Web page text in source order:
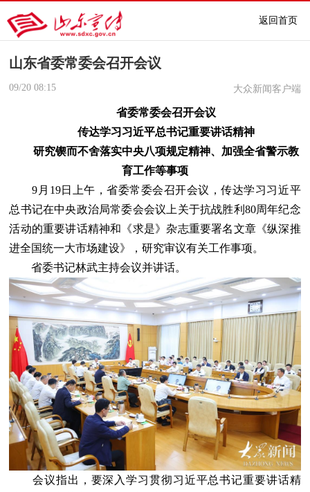
返回首页
山东省委常委会召开会议
09/20 08:15 大众新闻客户端
省委常委会召开会议
传达学习习近平总书记重要讲话精神
研究锲而不舍落实中央八项规定精神、加强全省警示教
育工作等事项
9月19日上午，省委常委会召开会议，传达学习习近平
总书记在中央政治局常委会会议上关于抗战胜利80周年纪念
活动的重要讲话精神和《求是》杂志重要署名文章《纵深推
进全国统一大市场建设》，研究审议有关工作事项。
省委书记林武主持会议并讲话。
会议指出，要深入学习贯彻习近平总书记重要讲话精